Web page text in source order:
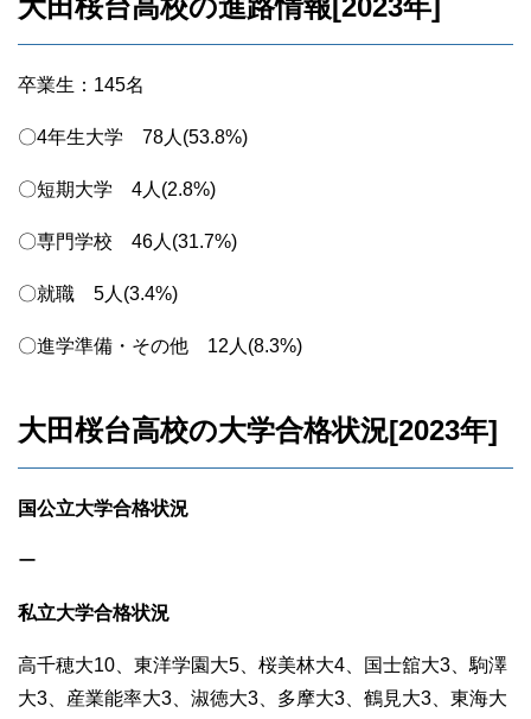
大田桜台高校の進路情報[2023年]
卒業生：145名
〇4年生大学 78人(53.8%)
〇短期大学 4人(2.8%)
〇専門学校 46人(31.7%)
〇就職 5人(3.4%)
〇進学準備・その他 12人(8.3%)
大田桜台高校の大学合格状況[2023年]
国公立大学合格状況
ー
私立大学合格状況
高千穂大10、東洋学園大5、桜美林大4、国士舘大3、駒澤
大3、産業能率大3、淑徳大3、多摩大3、鶴見大3、東海大